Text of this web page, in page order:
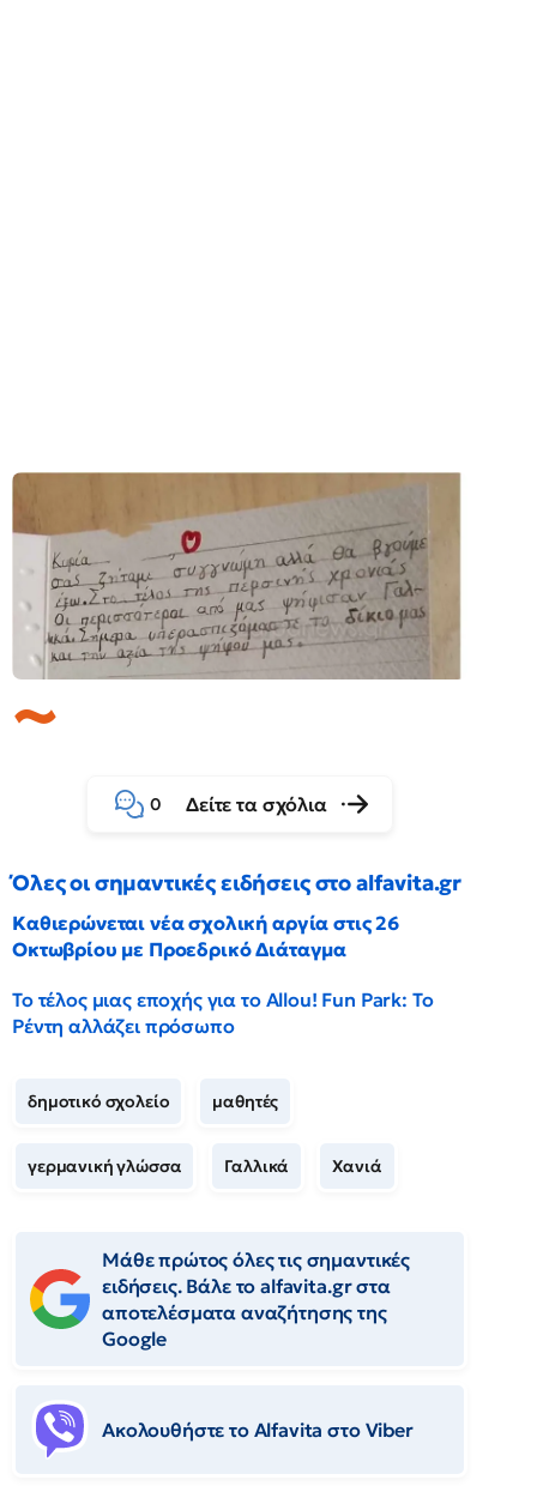
0 Δείτε τα σχόλια
Όλες οι σημαντικές ειδήσεις στο alfavita.gr
Καθιερώνεται νέα σχολική αργία στις 26
Οκτωβρίου με Προεδρικό Διάταγμα
Το τέλος μιας εποχής για το Allou! Fun Park: Το
Ρέντη αλλάζει πρόσωπο
δημοτικό σχολείο μαθητές
γερμανική γλώσσα Γαλλικά Χανιά
Μάθε πρώτος όλες τις σημαντικές
ειδήσεις. Βάλε το alfavita.gr στα
αποτελέσματα αναζήτησης της
Google
Ακολουθήστε το Αlfavita στο Viber